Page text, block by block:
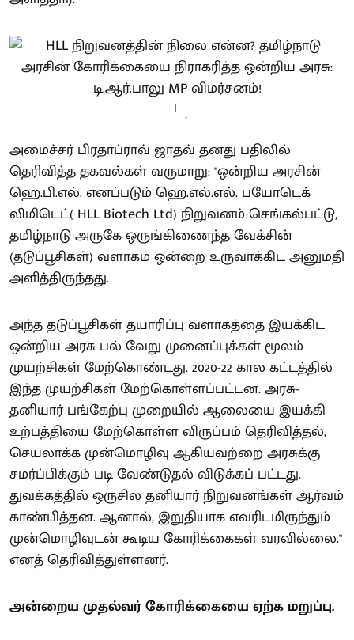
-
அமைச்சர் பிரதாப்ராவ் ஜாதவ் தனது பதிலில்
தெரிவித்த தகவல்கள் வருமாறு: "ஒன்றிய அரசின்
ஹெ.பி.எல். எனப்படும் ஹெ.எல்.எல். பயோடெக்
லிமிடெட்( HLL Biotech Ltd) நிறுவனம் செங்கல்பட்டு,
தமிழ்நாடு அருகே ஒருங்கிணைந்த வேக்சின்
(தடுப்பூசிகள்) வளாகம் ஒன்றை உருவாக்கிட அனுமதி
அளித்திருந்தது.
அந்த தடுப்பூசிகள் தயாரிப்பு வளாகத்தை இயக்கிட
ஒன்றிய அரசு பல் வேறு முனைப்புக்கள் மூலம்
முயற்சிகள் மேற்கொண்டது. 2020-22 கால கட்டத்தில்
இந்த முயற்சிகள் மேற்கொள்ளப்பட்டன. அரசு-
தனியார் பங்கேற்பு முறையில் ஆலையை இயக்கி
உற்பத்தியை மேற்கொள்ள விருப்பம் தெரிவித்தல்,
செயலாக்க முன்மொழிவு ஆகியவற்றை அரசுக்கு
சமர்ப்பிக்கும் படி வேண்டுதல் விடுக்கப் பட்டது.
துவக்கத்தில் ஒருசில தனியார் நிறுவனங்கள் ஆர்வம்
காண்பித்தன. ஆனால், இறுதியாக எவரிடமிருந்தும்
முன்மொழிவுடன் கூடிய கோரிக்கைகள் வரவில்லை."
எனத் தெரிவித்துள்ளனர்.
அன்றைய முதல்வர் கோரிக்கையை ஏற்க மறுப்பு.